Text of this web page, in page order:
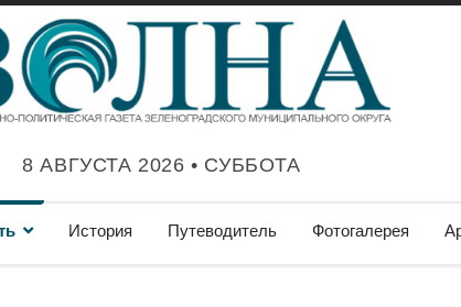
8 АВГУСТА 2026 • СУББОТА
История Путеводитель Фотогалерея